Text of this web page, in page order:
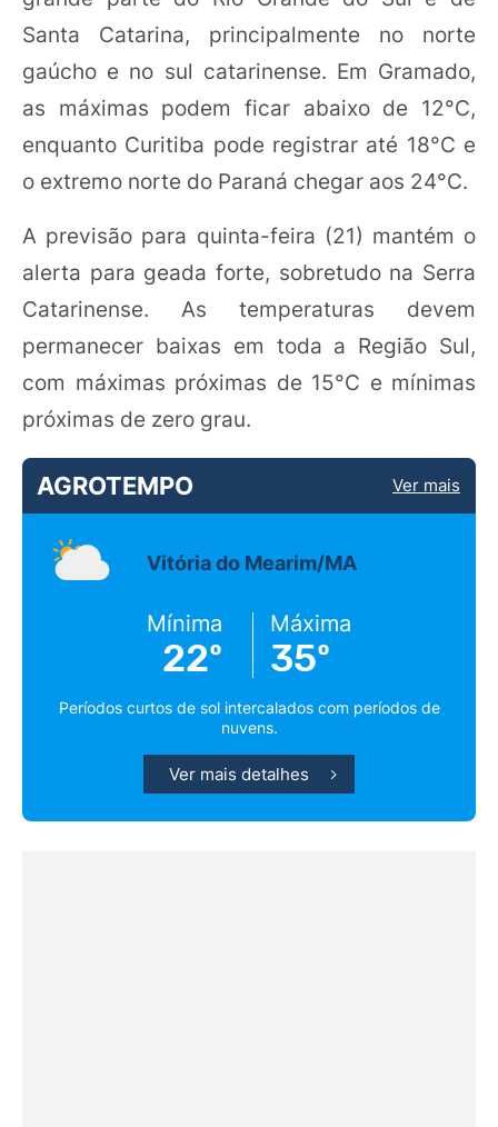
Santa Catarina, principalmente no norte
gaúcho e no sul catarinense. Em Gramado,
as máximas podem ficar abaixo de 12°C,
enquanto Curitiba pode registrar até 18°C e
o extremo norte do Paraná chegar aos 24°C.
A previsão para quinta-feira (21) mantém o
alerta para geada forte, sobretudo na Serra
Catarinense. As temperaturas devem
permanecer baixas em toda a Região Sul,
com máximas próximas de 15°C e mínimas
próximas de zero grau.
AGROTEMPO Ver mais
Vitória do Mearim/MA
Mínima
22º
Máxima
35º
Períodos curtos de sol intercalados com períodos de
nuvens.
Ver mais detalhes